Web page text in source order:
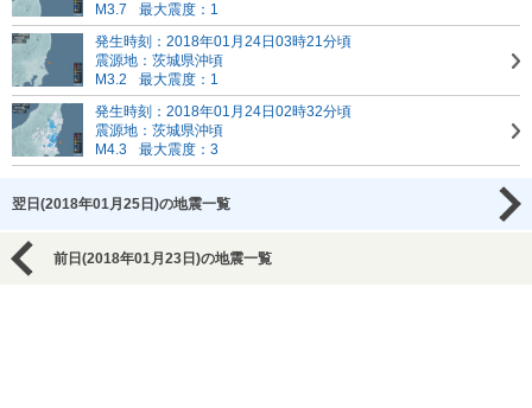
M3.7
最大震度：1
発生時刻：2018年01月24日03時21分頃
震源地：茨城県沖頃
M3.2
最大震度：1
発生時刻：2018年01月24日02時32分頃
震源地：茨城県沖頃
M4.3
最大震度：3
翌日(2018年01月25日)の地震一覧
前日(2018年01月23日)の地震一覧